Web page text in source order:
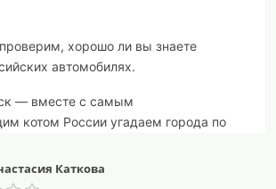
хорошо ли вы знаете
автомобилях.
— вместе с самым
котом России угадаем города по
станция, где вспомним песни
Каткова